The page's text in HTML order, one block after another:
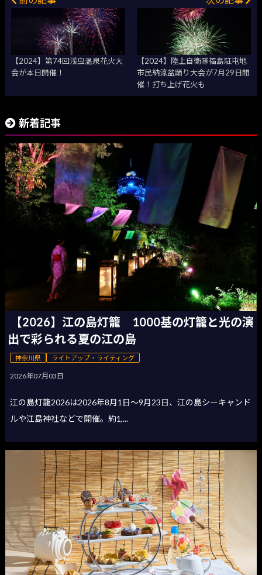
【2024】第74回浅虫温泉花火大
会が本日開催！
【2024】陸上自衛隊福島駐屯地
市民納涼盆踊り大会が7月29日開
催！打ち上げ花火も
新着記事
【2026】江の島灯籠 1000基の灯籠と光の演
出で彩られる夏の江の島
神奈川県 ライトアップ・ライティング
2026年07月03日
江の島灯籠2026は2026年8月1日〜9月23日、江の島シーキャンド
ルや江島神社などで開催。約1,...